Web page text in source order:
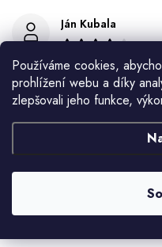
Používáme cookies,
prohlížení webu a díky
zlepšovali jeho funkce,
Ján Kubala
Všetko bolo super ale
anglicky .
Gabriela
Velmi rychlé